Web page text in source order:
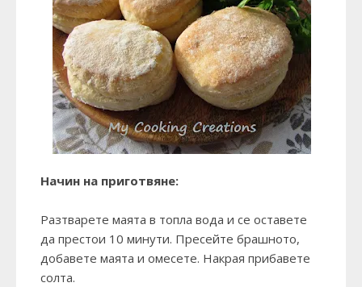
Начин на приготвяне:
Разтварете маята в топла вода и се оставете
да престои 10 минути. Пресейте брашното,
добавете маята и омесете. Накрая прибавете
солта.